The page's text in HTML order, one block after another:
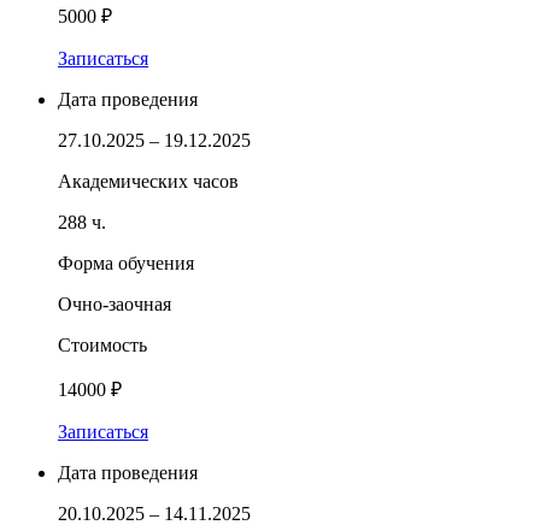
5000 ₽
Записаться
Дата проведения
27.10.2025 – 19.12.2025
Академических часов
288 ч.
Форма обучения
Очно-заочная
Стоимость
14000 ₽
Записаться
Дата проведения
20.10.2025 – 14.11.2025